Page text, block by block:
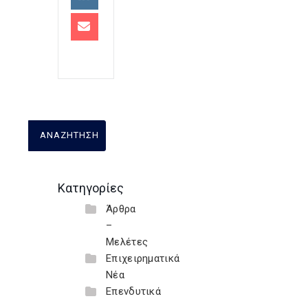
Κατηγορίες
Άρθρα
–
Μελέτες
Επιχειρηματικά
Νέα
Επενδυτικά